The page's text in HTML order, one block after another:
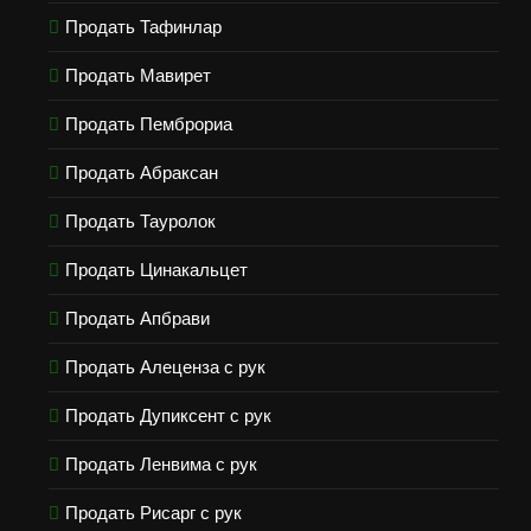
Продать Тафинлар
Продать Мавирет
Продать Пемброриа
Продать Абраксан
Продать Тауролок
Продать Цинакальцет
Продать Апбрави
Продать Алеценза с рук
Продать Дупиксент с рук
Продать Ленвима с рук
Продать Рисарг с рук